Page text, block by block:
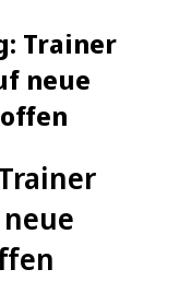
Trainer
neue